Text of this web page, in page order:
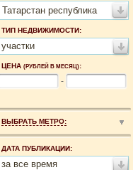
Татарстан республика
ТИП НЕДВИЖИМОСТИ:
участки
ЦЕНА (РУБЛЕЙ В МЕСЯЦ):
-
ВЫБРАТЬ МЕТРО:
ДАТА ПУБЛИКАЦИИ:
за все время